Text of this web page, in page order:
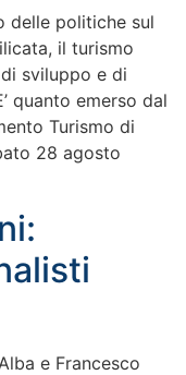
delle politiche sul
il turismo
sviluppo e di
quanto emerso dal
Turismo di
28 agosto
e Francesco